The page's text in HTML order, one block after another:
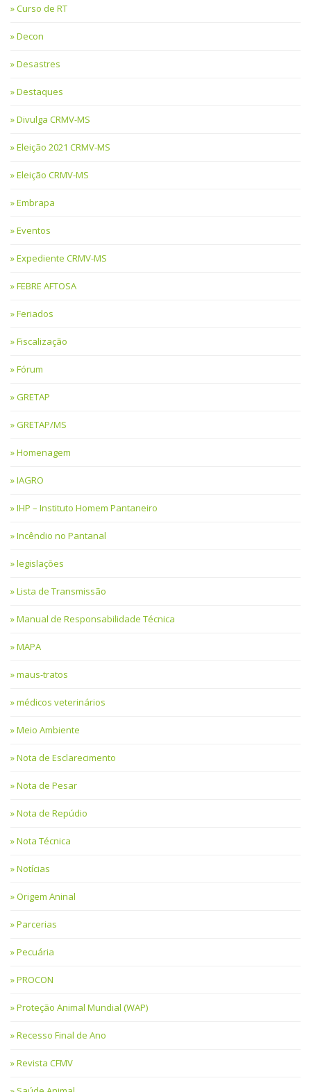
Curso de RT
Decon
Desastres
Destaques
Divulga CRMV-MS
Eleição 2021 CRMV-MS
Eleição CRMV-MS
Embrapa
Eventos
Expediente CRMV-MS
FEBRE AFTOSA
Feriados
Fiscalização
Fórum
GRETAP
GRETAP/MS
Homenagem
IAGRO
IHP – Instituto Homem Pantaneiro
Incêndio no Pantanal
legislações
Lista de Transmissão
Manual de Responsabilidade Técnica
MAPA
maus-tratos
médicos veterinários
Meio Ambiente
Nota de Esclarecimento
Nota de Pesar
Nota de Repúdio
Nota Técnica
Notícias
Origem Aninal
Parcerias
Pecuária
PROCON
Proteção Animal Mundial (WAP)
Recesso Final de Ano
Revista CFMV